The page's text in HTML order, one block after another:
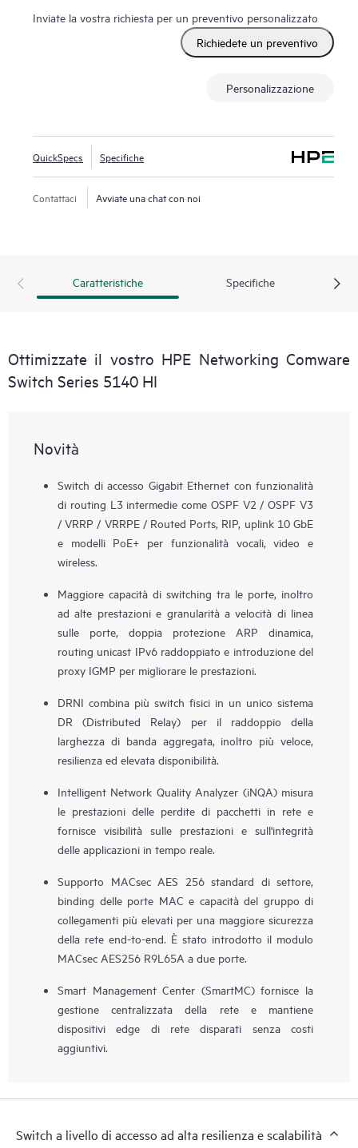
per una migliore affidabilità, iNQA per visibilità sulle
prestazioni e capacità dell'integrità della rete in tempo reale,
MACsec basato su hardware per la sicurezza crittografata
Efficient Ethernet per un maggior risparmio energetico.
Center (IMC), offre gestione della rete incorporata e
maggiore visibilità di rete.
Inviate la vostra richiesta per un preventivo personalizzato
Richiedete un preventivo
Personalizzazione
QuickSpecs Specifiche
Contattaci Avviate una chat con noi
Caratteristiche Specifiche
Ottimizzate il vostro HPE Networking Comware
Switch Series 5140 HI
Novità
Switch di accesso Gigabit Ethernet con funzionalità
di routing L3 intermedie come OSPF V2 / OSPF V3
/ VRRP / VRRPE / Routed Ports, RIP, uplink 10 GbE
e modelli PoE+ per funzionalità vocali, video e
wireless.
Maggiore capacità di switching tra le porte, inoltro
ad alte prestazioni e granularità a velocità di linea
sulle porte, doppia protezione ARP dinamica,
routing unicast IPv6 raddoppiato e introduzione del
proxy IGMP per migliorare le prestazioni.
DRNI combina più switch fisici in un unico sistema
DR (Distributed Relay) per il raddoppio della
larghezza di banda aggregata, inoltro più veloce,
resilienza ed elevata disponibilità.
Intelligent Network Quality Analyzer (iNQA) misura
le prestazioni delle perdite di pacchetti in rete e
fornisce visibilità sulle prestazioni e sull'integrità
delle applicazioni in tempo reale.
Supporto MACsec AES 256 standard di settore,
binding delle porte MAC e capacità del gruppo di
collegamenti più elevati per una maggiore sicurezza
della rete end-to-end. È stato introdotto il modulo
MACsec AES256 R9L65A a due porte.
Smart Management Center (SmartMC) fornisce la
gestione centralizzata della rete e mantiene
dispositivi edge di rete disparati senza costi
aggiuntivi.
Switch a livello di accesso ad alta resilienza e scalabilità